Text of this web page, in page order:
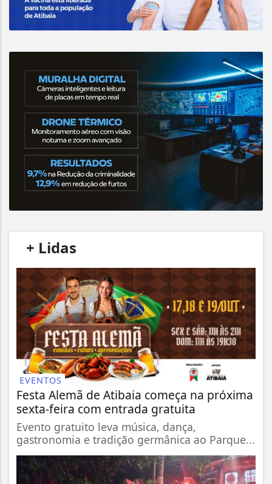
+ Lidas
EVENTOS
Festa Alemã de Atibaia começa na próxima
sexta-feira com entrada gratuita
Evento gratuito leva música, dança,
gastronomia e tradição germânica ao Parque...